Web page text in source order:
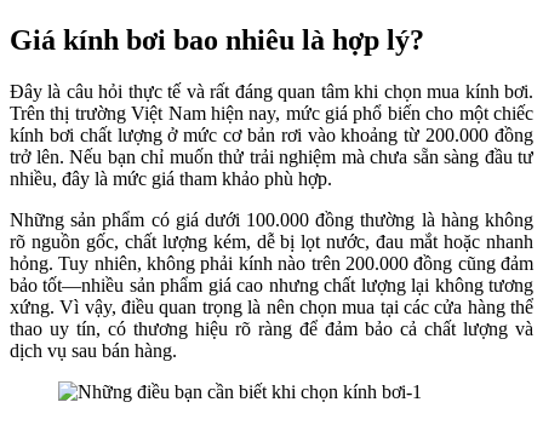
Giá kính bơi bao nhiêu là hợp lý?
Đây là câu hỏi thực tế và rất đáng quan tâm khi chọn mua kính bơi.
Trên thị trường Việt Nam hiện nay, mức giá phổ biến cho một chiếc
kính bơi chất lượng ở mức cơ bản rơi vào khoảng từ 200.000 đồng
trở lên. Nếu bạn chỉ muốn thử trải nghiệm mà chưa sẵn sàng đầu tư
nhiều, đây là mức giá tham khảo phù hợp.
Những sản phẩm có giá dưới 100.000 đồng thường là hàng không
rõ nguồn gốc, chất lượng kém, dễ bị lọt nước, đau mắt hoặc nhanh
hỏng. Tuy nhiên, không phải kính nào trên 200.000 đồng cũng đảm
bảo tốt—nhiều sản phẩm giá cao nhưng chất lượng lại không tương
xứng. Vì vậy, điều quan trọng là nên chọn mua tại các cửa hàng thể
thao uy tín, có thương hiệu rõ ràng để đảm bảo cả chất lượng và
dịch vụ sau bán hàng.